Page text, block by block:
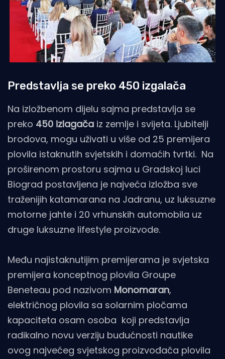
Predstavlja se preko 450 izgalača
Na izložbenom dijelu sajma predstavlja se
preko 450 izlagača iz zemlje i svijeta. Ljubitelji
brodova, mogu uživati u više od 25 premijera
plovila istaknutih svjetskih i domaćih tvrtki. Na
proširenom prostoru sajma u Gradskoj luci
Biograd postavljena je najveća izložba sve
traženijih katamarana na Jadranu, uz luksuzne
motorne jahte i 20 vrhunskih automobila uz
druge luksuzne lifestyle proizvode.
Među najistaknutijim premijerama je svjetska
premijera konceptnog plovila Groupe
Beneteau pod nazivom Monomaran,
električnog plovila sa solarnim pločama
kapaciteta osam osoba koji predstavlja
radikalno novu verziju budućnosti nautike
ovog najvećeg svjetskog proizvođača plovila